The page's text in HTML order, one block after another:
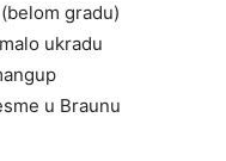
gradu)
ukradu
u Braunu